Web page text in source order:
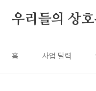
우리들의 상
홈 사업 달력